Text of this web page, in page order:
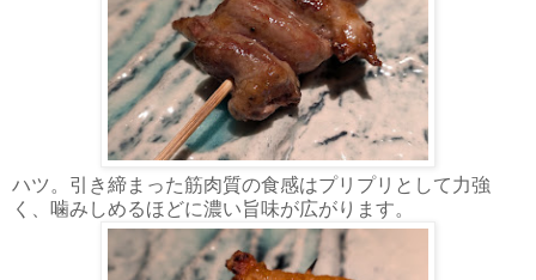
ハツ。引き締まった筋肉質の食感はプリプリとして力強
く、噛みしめるほどに濃い旨味が広がります。